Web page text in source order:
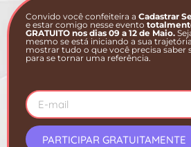
Convido você confeiteira a Cadastrar
e estar comigo nesse evento
GRATUITO nos dias 09 a 12 de Maio.
mesmo se está iniciando a sua
mostrar tudo o que você precisa saber
para se tornar uma referência.
PARTICIPAR GRATUITAMENTE